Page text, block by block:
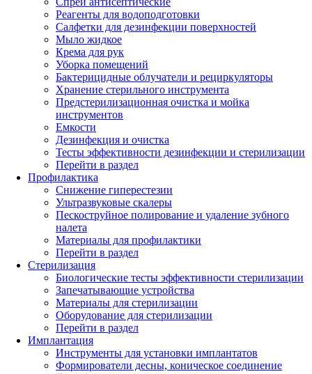
Реагенты для водоподготовки
Салфетки для дезинфекции поверхностей
Мыло жидкое
Крема для рук
Уборка помещений
Бактерицидные облучатели и рециркуляторы
Хранение стерильного инструмента
Предстерилизационная очистка и мойка
инструментов
Емкости
Дезинфекция и очистка
Тесты эффективности дезинфекции и стерилизации
Перейти в раздел
Профилактика
Снижение гиперестезии
Ультразвуковые скалеры
Пескоструйное полирование и удаление зубного
налета
Материалы для профилактики
Перейти в раздел
Стерилизация
Биологические тесты эффективности стерилизации
Запечатывающие устройства
Материалы для стерилизации
Оборудование для стерилизации
Перейти в раздел
Имплантация
Инструменты для установки имплантатов
Формирователи десны, коническое соединение